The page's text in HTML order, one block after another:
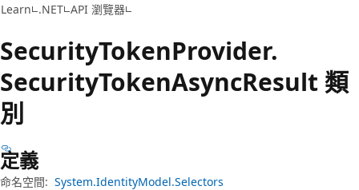
Learn .NET API 瀏覽器
SecurityTokenProvider.
SecurityTokenAsyncResult 類
別
定義
命名空間: System.IdentityModel.Selectors